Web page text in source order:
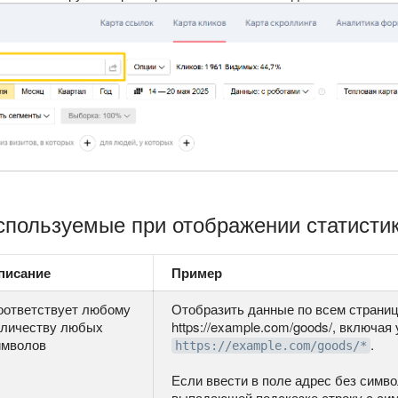
при отображении
Пример
любому
любых
Отобразить данные по всем
https://example.com/goods/, включая
https://example.com/goods/* .
Если ввести в поле адрес без